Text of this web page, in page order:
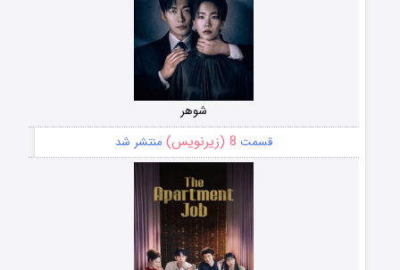
شوهر
قسمت 8 (زیرنویس) منتشر شد